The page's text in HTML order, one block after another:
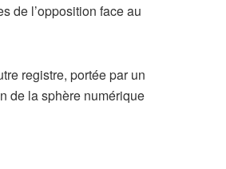
de l’opposition face au
registre, portée par un
de la sphère numérique